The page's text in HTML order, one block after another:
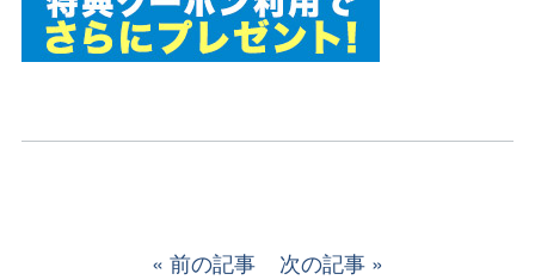
前の記事 次の記事